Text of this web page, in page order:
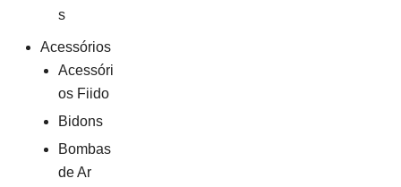
s
Acessórios
Acessóri
os Fiido
Bidons
Bombas
de Ar